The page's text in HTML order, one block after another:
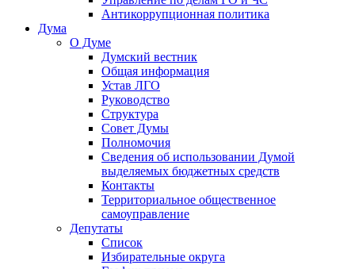
Антикоррупционная политика
Дума
О Думе
Думский вестник
Общая информация
Устав ЛГО
Руководство
Структура
Совет Думы
Полномочия
Сведения об использовании Думой
выделяемых бюджетных средств
Контакты
Территориальное общественное
самоуправление
Депутаты
Список
Избирательные округа